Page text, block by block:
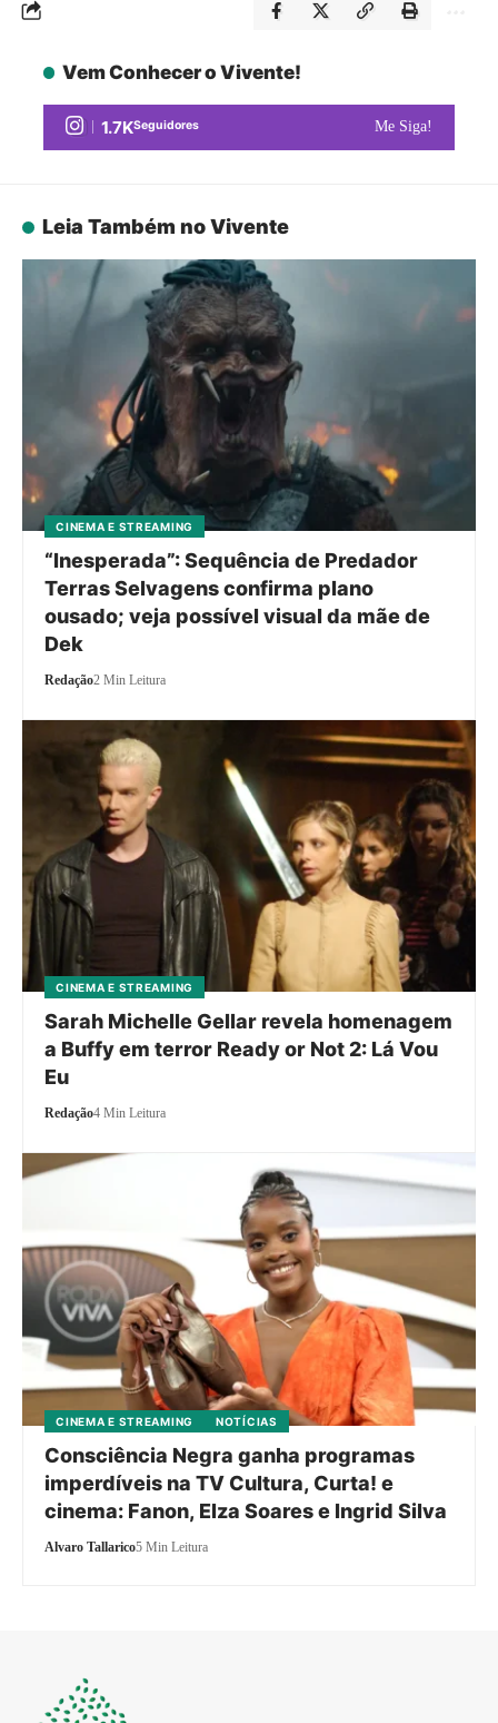
Vem Conhecer o Vivente!
1.7KSeguidores Me Siga!
Leia Também no Vivente
CINEMA E STREAMING
“Inesperada”: Sequência de Predador
Terras Selvagens confirma plano
ousado; veja possível visual da mãe de
Dek
Redação2 Min Leitura
CINEMA E STREAMING
Sarah Michelle Gellar revela homenagem
a Buffy em terror Ready or Not 2: Lá Vou
Eu
Redação4 Min Leitura
CINEMA E STREAMING NOTÍCIAS
Consciência Negra ganha programas
imperdíveis na TV Cultura, Curta! e
cinema: Fanon, Elza Soares e Ingrid Silva
Alvaro Tallarico5 Min Leitura